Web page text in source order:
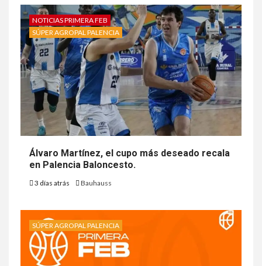
NOTICIAS PRIMERA FEB
SÚPER AGROPAL PALENCIA
Álvaro Martínez, el cupo más deseado recala
en Palencia Baloncesto.
3 días atrás Bauhauss
SÚPER AGROPAL PALENCIA